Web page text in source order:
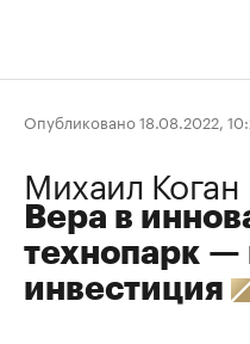
Опубликовано 18.08.2022,
Михаил Коган
Вера в
технопарк —
инвестиция